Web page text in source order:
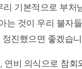
리 기본적으로 부처
는 것이 우리 불자
진했으면 좋겠습니
연비 의식으로 참